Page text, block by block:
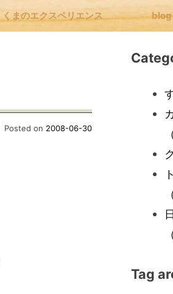
くまのエクスペリエンス blog
Posted on 2008-06-30
Tag